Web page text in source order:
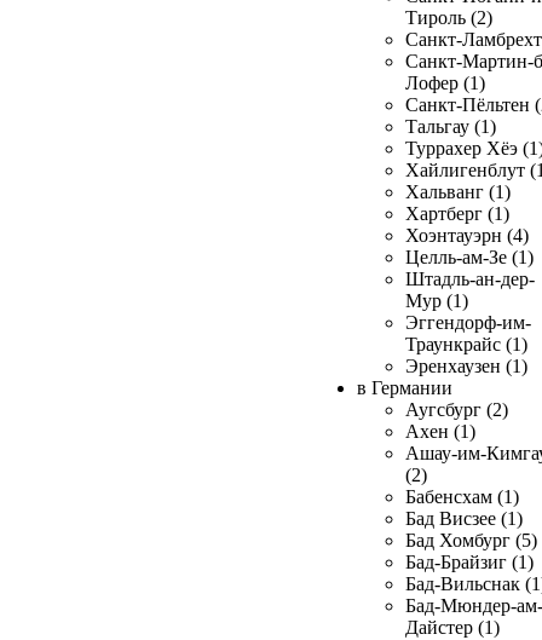
Тироль (2)
Санкт-
Санкт-Мартин-
Лофер (1)
Санкт-Пёльтен
Тальгау (1)
Туррахер Хёэ
Хайлигенблут
Хальванг (1)
Хартберг (1)
Хоэнтауэрн (4)
Целль-ам-Зе (1)
Штадль-ан-дер-
Мур (1)
Эггендорф-им-
Траункрайс (1)
Эренхаузен (1)
в Германии
Аугсбург (2)
Ахен (1)
Ашау-им-
(2)
Бабенсхам (1)
Бад Висзее (1)
Бад Хомбург (5)
Бад-Брайзиг (1)
Бад-Вильснак
Бад-Мюндер-ам-
Дайстер (1)